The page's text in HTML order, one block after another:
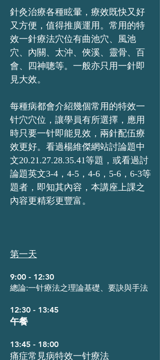
針灸治療各種眩暈，療效既快又好
又方便，值得推廣運用。常用的特
效一針療法穴位有曲池穴、風池
穴、內關、太沖、俠溪、靈骨、百
會、四神聰等。一般亦只用一針即
見大效。
每種病都會介紹幾個常用的特效一
针穴穴位，讓學員有所選擇，應用
時只要一针即能見效，兩針配伍療
效更好。看過楊維傑網站討論題中
文20.21.27.28.35.41等題，或看過討
論題英文3-4，4-5，4-6，5-6，6-3等
題者，即知其內容，本講座上課之
內容更精彩更豐富。
第一天
9:00 - 12:30
總論:一针療法之理論基礎、要訣與手法
12:30 - 13:45
午餐
13:45 - 18:00
痛症常見病特效一针療法